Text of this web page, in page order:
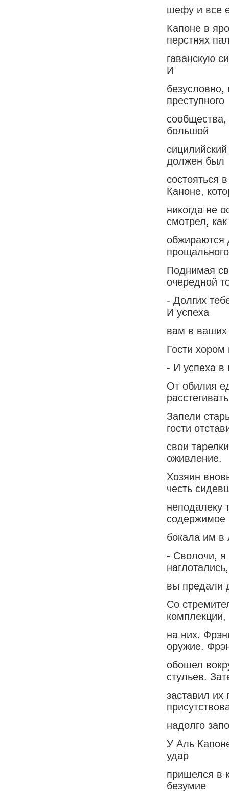
шефу и все
Капоне в
перстнях
гаванскую
И
безусловно,
преступного
сообщества,
большой
должен был
состояться
Каноне,
никогда не
смотрел,
обжираются
Поднимая
очередной
- Долгих
И успеха
вам в ваших
Гости хором
- И успеха в
От обилия
Запели
гости
свои
оживление.
Хозяин
честь
неподалеку
содержимое
бокала им в
- Сволочи, я
вы предали
Со
на них.
оружие.
обошел
стульев.
заставил их
надолго
У Аль
удар
пришелся в
безумие